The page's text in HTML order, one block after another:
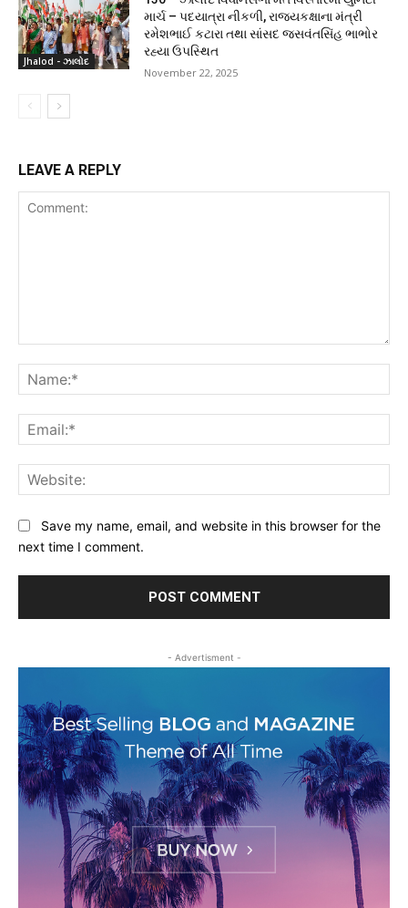
Jhalod - ઝાલોદ
માર્ચ – પદયાત્રા નીકળી, રાજ્યકક્ષાના મંત્રી
રમેશભાઈ કટારા તથા સાંસદ જસવંતસિંહ ભાભોર
રહ્યા ઉપસ્થિત
November 22, 2025
LEAVE A REPLY
Save my name, email, and website in this browser for the
next time I comment.
- Advertisment -